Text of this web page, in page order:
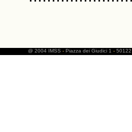
@ 2004 IMSS - Piazza dei Giudici 1 - 50122